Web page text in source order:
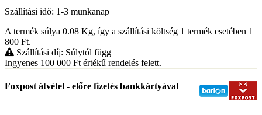
Szállítási idő: 1-3 munkanap
A termék súlya 0.08 Kg, így a szállítási költség 1 termék esetében 1
800 Ft.
Szállítási díj: Súlytól függ
Ingyenes 100 000 Ft értékű rendelés felett.
Foxpost átvétel - előre fizetés bankkártyával